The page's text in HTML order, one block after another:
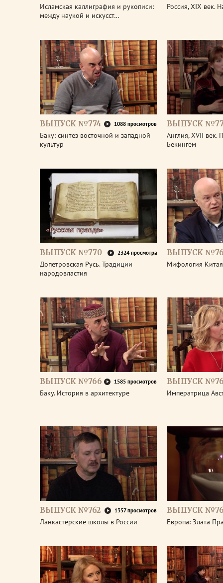
Исламская каллиграфия и рукописи:
между наукой и искусст…
Россия, XIX век.
ВЫПУСК №774 1088 просмотров
Баку: синтез восточной и западной
культур
ВЫПУСК
Англия, XVII век.
Бекингем
ВЫПУСК №770 2324 просмотра
Допетровская Русь. Традиции
народовластия
ВЫПУСК
Мифология Китая
ВЫПУСК №766 1585 просмотров
Баку. История в архитектуре
ВЫПУСК
Императрица
ВЫПУСК №762 1357 просмотров
Ланкастерские школы в России
ВЫПУСК
Европа: Злата